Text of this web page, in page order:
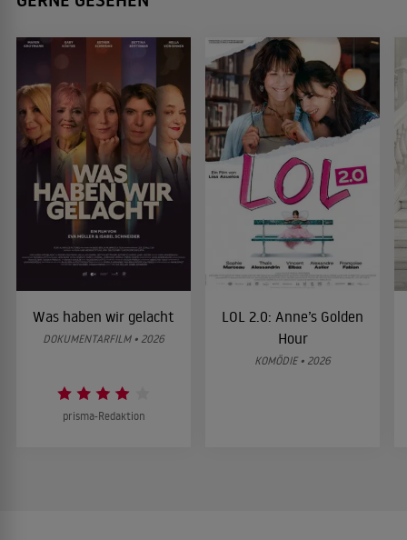
Was haben wir gelacht
DOKUMENTARFILM • 2026
prisma-Redaktion
LOL 2.0: Anne’s Golden
Hour
KOMÖDIE • 2026